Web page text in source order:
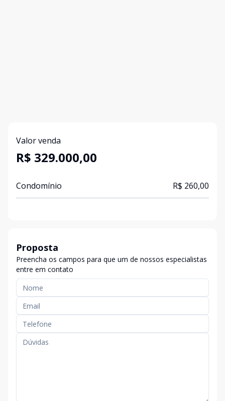
Valor venda
R$ 329.000,00
Condomínio R$ 260,00
Proposta
Preencha os campos para que um de nossos especialistas
entre em contato